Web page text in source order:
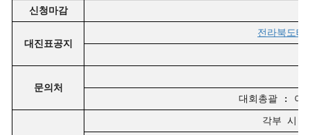
신청마감
대진표공지
전라북도
문의처
대회총괄 : 이
각부 시